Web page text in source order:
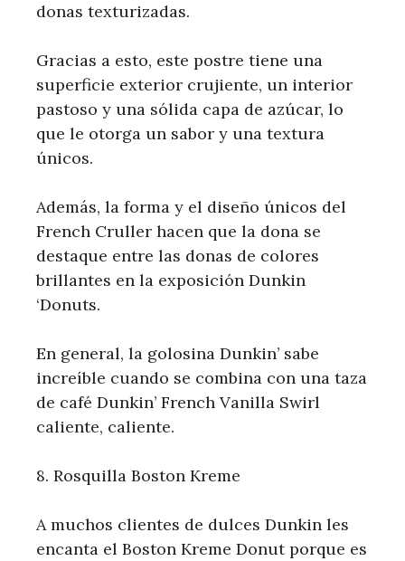
donas texturizadas.
Gracias a esto, este postre tiene una
superficie exterior crujiente, un interior
pastoso y una sólida capa de azúcar, lo
que le otorga un sabor y una textura
únicos.
Además, la forma y el diseño únicos del
French Cruller hacen que la dona se
destaque entre las donas de colores
brillantes en la exposición Dunkin
‘Donuts.
En general, la golosina Dunkin’ sabe
increíble cuando se combina con una taza
de café Dunkin’ French Vanilla Swirl
caliente, caliente.
8. Rosquilla Boston Kreme
A muchos clientes de dulces Dunkin les
encanta el Boston Kreme Donut porque es